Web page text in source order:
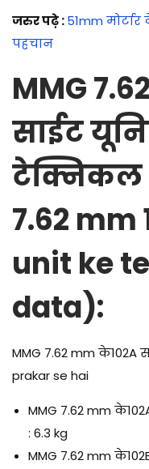
जरुर पढ़े :51mm
पहचान
MMG
साईट
टेक्निकल
7.62 mm
unit ke
data):
MMG 7.62 mm
prakar se hai
MMG 7.62 mm
: 6.3 kg
MMG 7.62 mm